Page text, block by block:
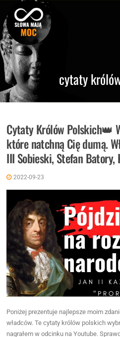
content
cytaty
Cytaty Królów Polskich👑
które natchną Cię dumą.
III Sobieski, Stefan
2022-09-23
Poniżej prezentuje najlepsze moim
władców. Te cytaty królów polskich
nagrałem w odcinku na Youtube.